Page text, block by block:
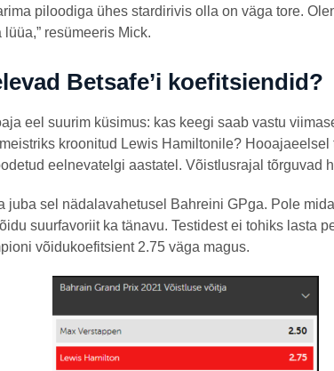
piloodiga ühes stardirivis olla on väga tore.
resümeeris Mick.
Betsafe’i koefitsiendid?
eel suurim küsimus: kas keegi saab vastu
kroonitud Lewis Hamiltonile?
eelnevatelgi aastatel. Võistlusrajal tõrguvad
juba sel nädalavahetusel Bahreini GPga. Pole
suurfavoriit ka tänavu. Testidest ei tohiks lasta
võidukoefitsient 2.75 väga magus.